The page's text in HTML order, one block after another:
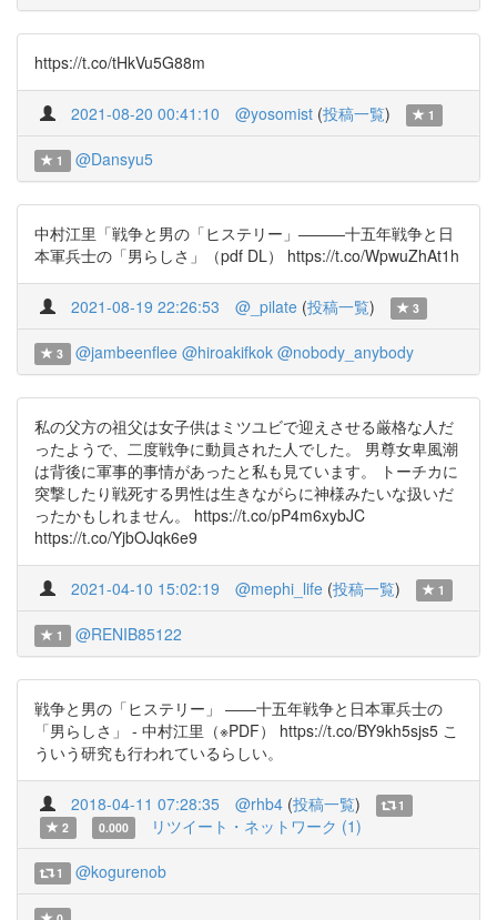
https://t.co/tHkVu5G88m
2021-08-20 00:41:10 @yosomist (投稿一覧) 1
1 @Dansyu5
中村江里「戦争と男の「ヒステリー」―――十五年戦争と日
本軍兵士の「男らしさ」（pdf DL） https://t.co/WpwuZhAt1h
2021-08-19 22:26:53 @_pilate (投稿一覧) 3
3 @jambeenflee @hiroakifkok @nobody_anybody
私の父方の祖父は女子供はミツユビで迎えさせる厳格な人だ
ったようで、二度戦争に動員された人でした。 男尊女卑風潮
は背後に軍事的事情があったと私も見ています。 トーチカに
突撃したり戦死する男性は生きながらに神様みたいな扱いだ
ったかもしれません。 https://t.co/pP4m6xybJC
https://t.co/YjbOJqk6e9
2021-04-10 15:02:19 @mephi_life (投稿一覧) 1
1 @RENIB85122
戦争と男の「ヒステリー」 ――十五年戦争と日本軍兵士の
「男らしさ」 - 中村江里（※PDF） https://t.co/BY9kh5sjs5 こ
ういう研究も行われているらしい。
2018-04-11 07:28:35 @rhb4 (投稿一覧)
1
2
0.000 リツイート・ネットワーク (1)
1 @kogurenob